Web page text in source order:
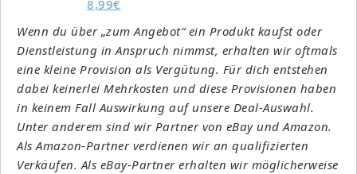
Wenn du über „zum Angebot“ ein Produkt kaufst oder
Dienstleistung in Anspruch nimmst, erhalten wir oftmals
eine kleine Provision als Vergütung. Für dich entstehen
dabei keinerlei Mehrkosten und diese Provisionen haben
in keinem Fall Auswirkung auf unsere Deal-Auswahl.
Unter anderem sind wir Partner von eBay und Amazon.
Als Amazon-Partner verdienen wir an qualifizierten
Verkäufen. Als eBay-Partner erhalten wir möglicherweise